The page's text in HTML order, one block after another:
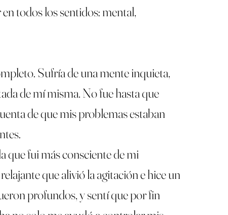
todos los sentidos: mental,
Sufría de una mente inquieta,
de mí misma. No fue hasta que
de que mis problemas estaban
que fui más consciente de mi
que alivió la agitación e hice un
profundos, y sentí que por fin